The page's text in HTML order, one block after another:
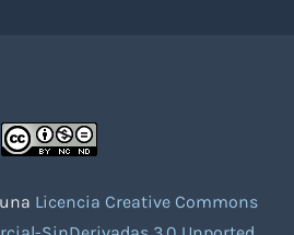
Licencia Creative Commons